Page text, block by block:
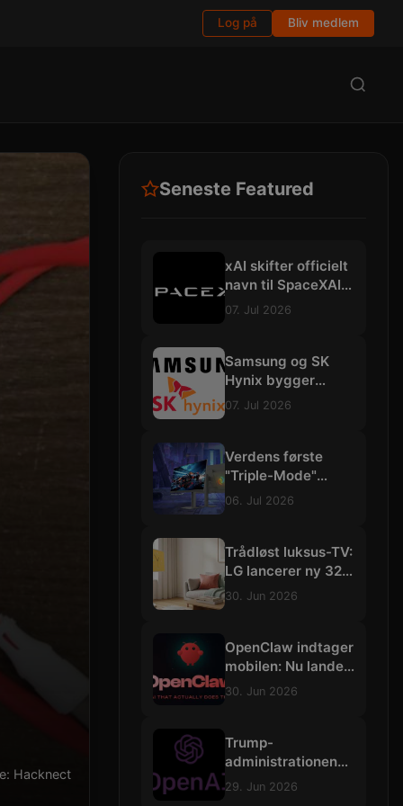
Log på Bliv medlem
Hacknect
Seneste Featured
xAI skifter officielt
navn til SpaceXAI:
Planlægger
rummet
07. Jul 2026
Samsung og SK
Hynix bygger
mega-fabrikker for
07. Jul 2026
Verdens første
"Triple-Mode"
gamingskærm:
06. Jul 2026
Trådløst luksus-TV:
LG lancerer ny 32-
tommers
batteri
30. Jun 2026
OpenClaw indtager
mobilen: Nu lander
de selvstændige
30. Jun 2026
Trump-
administrationen
bremser
29. Jun 2026